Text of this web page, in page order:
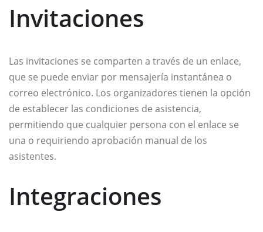
Invitaciones
Las invitaciones se comparten a través de un enlace,
que se puede enviar por mensajería instantánea o
correo electrónico. Los organizadores tienen la opción
de establecer las condiciones de asistencia,
permitiendo que cualquier persona con el enlace se
una o requiriendo aprobación manual de los
asistentes.
Integraciones